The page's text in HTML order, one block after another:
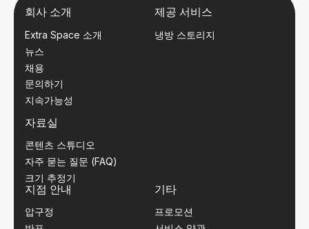
회사 소개
Extra Space 소개
뉴스
채용
문의하기
지속가능성
자료실
콘텐츠 스튜디오
자주 묻는 질문 (FAQ)
크기 추정기
제공 서비스
냉방 스토리지
지점 안내
압구정
기타
프로모션